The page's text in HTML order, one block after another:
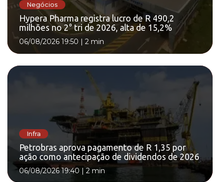
Negócios
Hypera Pharma registra lucro de R 490,2
milhões no 2° tri de 2026, alta de 15,2%
06/08/2026 19:50 | 2 min
Infra
Petrobras aprova pagamento de R 1,35 por
ação como antecipação de dividendos de 2026
06/08/2026 19:40 | 2 min